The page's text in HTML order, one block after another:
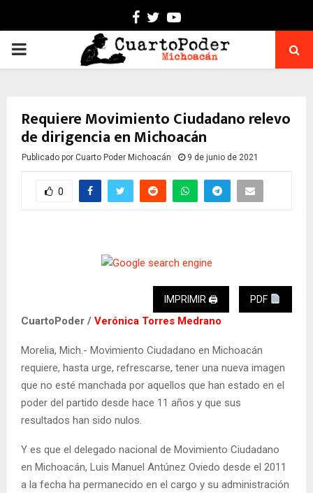
Facebook
TwitterYoutube
PRIMARY
Requiere Movimiento Ciudadano relevo
de dirigencia en Michoacán
Publicado por Cuarto Poder Michoacán 9 de junio de 2021
0
IMPRIMIR 🖨 PDF
CuartoPoder / Verónica Torres Medrano
Morelia, Mich.- Movimiento Ciudadano en Michoacán
requiere, hasta urge, refrescarse, tener una nueva imagen
que no esté manchada por aquellos que han estado en el
poder del partido desde hace 11 años y que sus
resultados han sido nulos.
Y es que el delegado nacional de Movimiento Ciudadano
en Michoacán, Luis Manuel Antúnez Oviedo desde el 2011
a la fecha ha permanecido en el cargo y su administración